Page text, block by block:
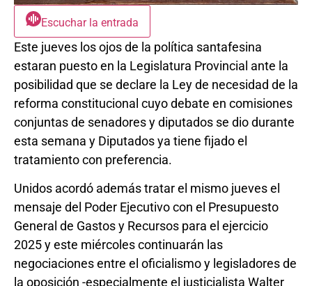
Escuchar la entrada
Este jueves los ojos de la política santafesina
estaran puesto en la Legislatura Provincial ante la
posibilidad que se declare la Ley de necesidad de la
reforma constitucional cuyo debate en comisiones
conjuntas de senadores y diputados se dio durante
esta semana y Diputados ya tiene fijado el
tratamiento con preferencia.
Unidos acordó además tratar el mismo jueves el
mensaje del Poder Ejecutivo con el Presupuesto
General de Gastos y Recursos para el ejercicio
2025 y este miércoles continuarán las
negociaciones entre el oficialismo y legisladores de
la oposición -especialmente el justicialista Walter